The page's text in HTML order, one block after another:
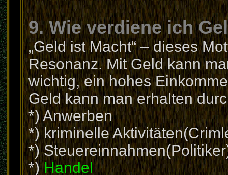
9. Wie verdiene ich
„Geld ist Macht“ – dieses
Resonanz. Mit Geld kann
wichtig, ein hohes
Geld kann man erhalten
*) Anwerben
*) kriminelle
*)
*)Handel